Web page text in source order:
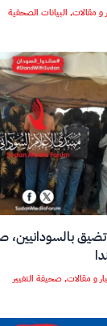
و مقالات, البيانات الصحفية
تضيق بالسودانيين،
و مقالات,صحيفة التغيير